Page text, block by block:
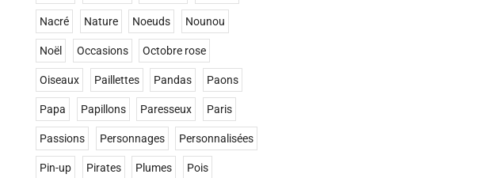
Nacré Nature Noeuds Nounou
Noël Occasions Octobre rose
Oiseaux Paillettes Pandas Paons
Papa Papillons Paresseux Paris
Passions Personnages Personnalisées
Pin-up Pirates Plumes Pois